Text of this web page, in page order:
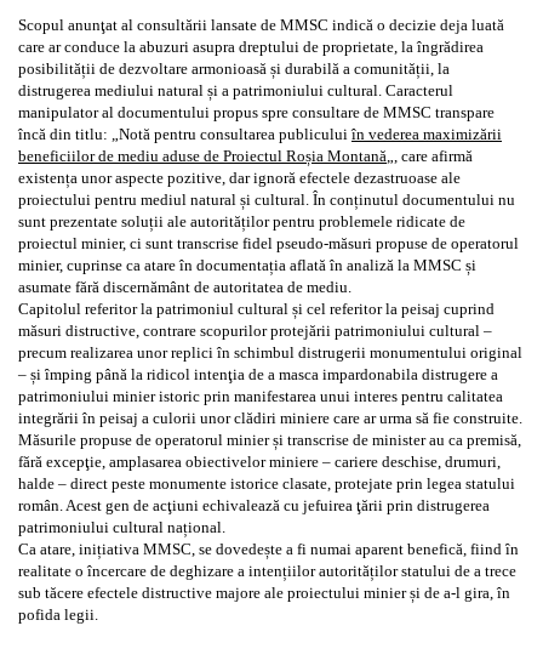
Scopul anunţat al consultării lansate de MMSC indică o decizie deja luată
care ar conduce la abuzuri asupra dreptului de proprietate, la îngrădirea
posibilității de dezvoltare armonioasă și durabilă a comunității, la
distrugerea mediului natural și a patrimoniului cultural. Caracterul
manipulator al documentului propus spre consultare de MMSC transpare
încă din titlu: „Notă pentru consultarea publiculuiîn vederea maximizării
beneficiilor de mediu aduse de Proiectul Roșia Montană„, care afirmă
existența unor aspecte pozitive, dar ignoră efectele dezastruoase ale
proiectului pentru mediul natural și cultural. În conținutul documentului nu
sunt prezentate soluții ale autorităților pentru problemele ridicate de
proiectul minier, ci sunt transcrise fidel pseudo-măsuri propuse de operatorul
minier, cuprinse ca atare în documentația aflată în analiză la MMSC și
asumate fără discernământ de autoritatea de mediu.
Capitolul referitor la patrimoniul cultural și cel referitor la peisaj cuprind
măsuri distructive, contrare scopurilor protejării patrimoniului cultural –
precum realizarea unor replici în schimbul distrugerii monumentului original
– și ȋmping până la ridicol intenţia de a masca impardonabila distrugere a
patrimoniului minier istoric prin manifestarea unui interes pentru calitatea
integrării în peisaj a culorii unor clădiri miniere care ar urma să fie construite.
Măsurile propuse de operatorul minier și transcrise de minister au ca premisă,
fără excepţie, amplasarea obiectivelor miniere – cariere deschise, drumuri,
halde – direct peste monumente istorice clasate, protejate prin legea statului
român. Acest gen de acţiuni echivalează cu jefuirea ţării prin distrugerea
patrimoniului cultural național.
Ca atare, inițiativa MMSC, se dovedește a fi numai aparent benefică, fiind ȋn
realitate o încercare de deghizare a intențiilor autorităților statului de a trece
sub tăcere efectele distructive majore ale proiectului minier și de a-l gira, în
pofida legii.